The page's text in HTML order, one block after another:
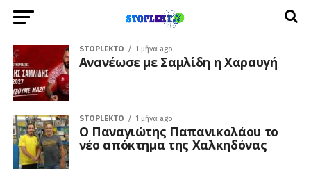
STOPLEKTO 1 μήνα ago
Ανανέωσε με Σαμλίδη η Χαραυγή
STOPLEKTO 1 μήνα ago
Ο Παναγιώτης Παπανικολάου το
νέο απόκτημα της Χαλκηδόνας